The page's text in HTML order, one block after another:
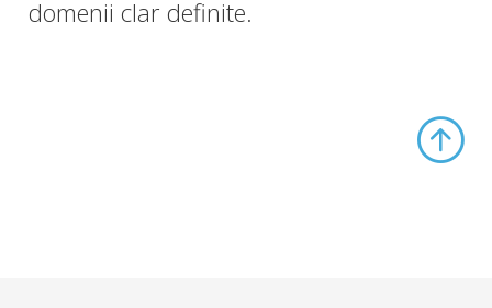
domenii clar definite.